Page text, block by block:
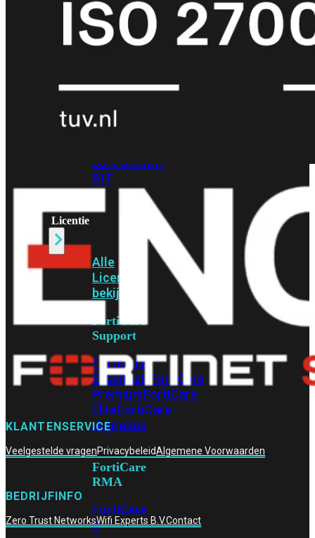
30G FortiWiFi
31G FortiWiFi
40FFortiWiFi
60FFortiWiFi
FortiWiFi
70GFortiWiFi
80F FortiWiFi
81F
Licentie
Alle
Licenties
bekijken
FortiCare
Support
FortiCare
Essentials FortiCare
PremiumFortiCare
EliteFortiCare
Upgrades
FortiCare
RMA
FortiCare
1
KLANTENSERVICE
Veelgestelde vragenPrivacybeleidAlgemene Voorwaarden
BEDRIJFINFO
Zero Trust NetworksWifi Experts B.V.Contact